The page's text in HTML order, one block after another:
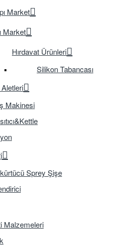
Market
Market
Hırdavat Ürünleri
Silikon Tabancası
Makinesi
Sprey Şişe
Malzemeleri